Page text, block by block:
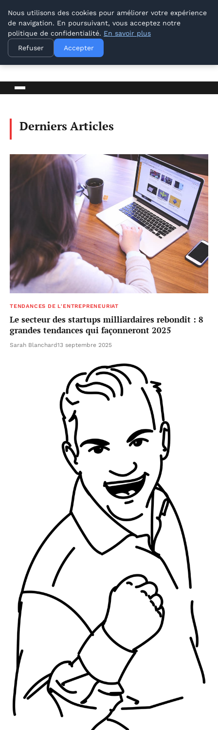
Lyon Photos
Derniers Articles
TENDANCES DE L'ENTREPRENEURIAT
Le secteur des startups milliardaires rebondit : 8
grandes tendances qui façonneront 2025
Sarah Blanchard13 septembre 2025
Nous utilisons des cookies pour améliorer votre expérience
de navigation. En poursuivant, vous acceptez notre
politique de confidentialité. En savoir plus
Refuser
Accepter